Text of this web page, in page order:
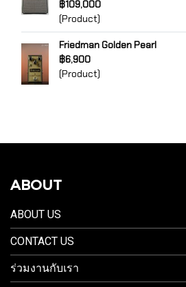
฿109,000
(Product)
Friedman Golden Pearl
฿6,900
(Product)
ABOUT
ABOUT US
CONTACT US
ร่วมงานกับเรา